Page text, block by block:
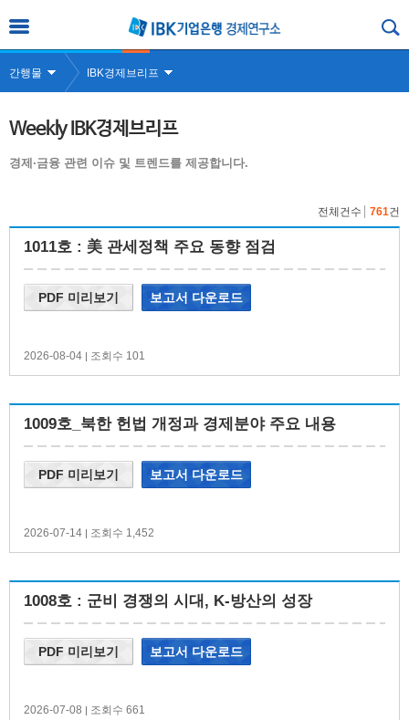
간행물 IBK경제브리프
Weekly IBK경제브리프
경제·금융 관련 이슈 및 트렌드를 제공합니다.
전체건수 761건
1011호 : 美 관세정책 주요 동향 점검
2026-08-04 | 조회수 101
PDF 미리보기 보고서 다운로드
1009호_북한 헌법 개정과 경제분야 주요 내용
2026-07-14 | 조회수 1,452
PDF 미리보기 보고서 다운로드
1008호 : 군비 경쟁의 시대, K-방산의 성장
2026-07-08 | 조회수 661
PDF 미리보기 보고서 다운로드